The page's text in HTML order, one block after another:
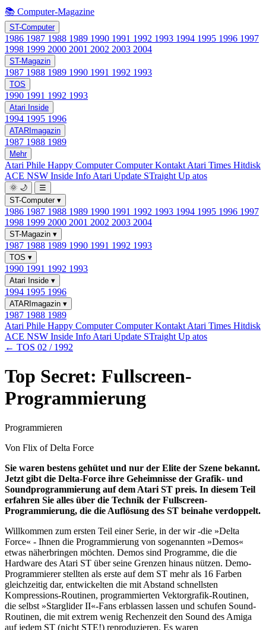
📚 Computer-Magazine
ST-Computer
1986 1987 1988 1989 1990 1991 1992 1993 1994 1995 1996 1997
1998 1999 2000 2001 2002 2003 2004
ST-Magazin
1987 1988 1989 1990 1991 1992 1993
TOS
1990 1991 1992 1993
Atari Inside
1994 1995 1996
ATARImagazin
1987 1988 1989
Mehr
Atari Phile Happy ComputerComputer Kontakt Atari Times Hitdisk
ACE NSW Inside Info Atari Update STraight Up atos
🌞 🌙
☰
ST-Computer ▾
1986 1987 1988 1989 1990 1991 1992 1993 1994 1995 1996 1997
1998 1999 2000 2001 2002 2003 2004
ST-Magazin ▾
1987 1988 1989 1990 1991 1992 1993
TOS ▾
1990 1991 1992 1993
Atari Inside ▾
1994 1995 1996
ATARImagazin ▾
1987 1988 1989
Atari Phile Happy ComputerComputer Kontakt Atari Times Hitdisk
ACE NSW Inside Info Atari Update STraight Up atos
← TOS 02 / 1992
Top Secret: Fullscreen-
Programmierung
Programmieren
Von Flix of Delta Force
Sie waren bestens gehütet und nur der Elite der Szene bekannt.
Jetzt gibt die Delta-Force ihre Geheimnisse der Grafik- und
Soundprogrammierung auf dem Atari ST preis. In diesem Teil
erfahren Sie alles über die Technik der Fullscreen-
Programmierung, die die Auflösung des ST beinahe verdoppelt.
Willkommen zum ersten Teil einer Serie, in der wir -die »Delta
Force« - Ihnen die Programmierung von sogenannten »Demos«
etwas näherbringen möchten. Demos sind Programme, die die
Hardware des Atari ST über seine Grenzen hinaus nützen. Demo-
Programmierer stellten als erste auf dem ST mehr als 16 Farben
gleichzeitig dar, entwickelten die mit Abstand schnellsten
Kompressions-Routinen, programmierten Vektorgrafik-Routinen,
die selbst »Starglider II«-Fans erblassen lassen und schufen Sound-
Routinen, die mit extrem wenig Rechenzeit den Sound des Amiga
auf jedem ST (nicht STE!) reproduzieren. Es waren